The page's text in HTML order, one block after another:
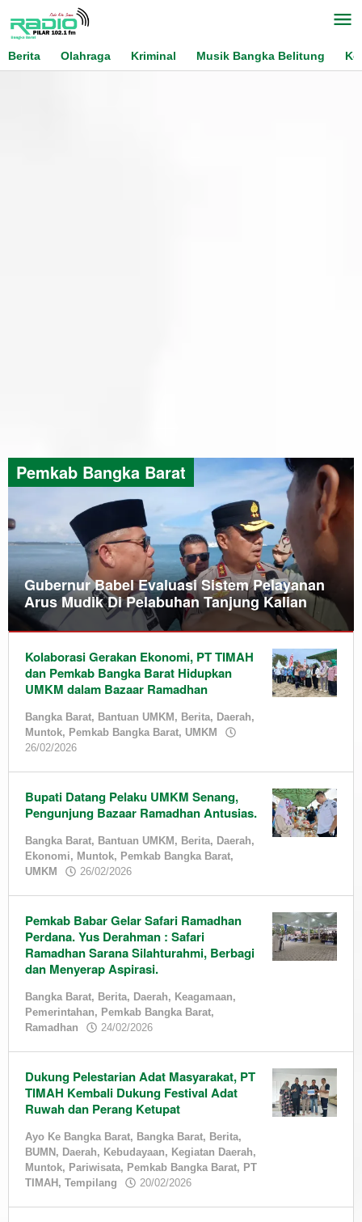
content
Berita
Olahraga Kriminal Musik Bangka Belitung
Gubernur Babel Evaluasi Sistem Pelayanan
Arus Mudik Di Pelabuhan Tanjung Kalian
mudik,
Bangka
Barat,
Belitung,
Berita,
Daerah,
Pelabuhan
Tanjung
Pemkab
Bangka
Barat
admin
Pemkab Bangka Barat
Kolaborasi Gerakan Ekonomi, PT TIMAH
dan Pemkab Bangka Barat Hidupkan
UMKM dalam Bazaar Ramadhan
Bangka Barat, Bantuan UMKM , Berita, Daerah,
Muntok, Pemkab Bangka Barat, UMKM
26/02/2026
Bupati Datang Pelaku UMKM Senang,
Pengunjung Bazaar Ramadhan Antusias.
Bangka Barat, Bantuan UMKM , Berita, Daerah,
Ekonomi, Muntok, Pemkab Bangka Barat,
UMKM
26/02/2026
Pemkab Babar Gelar Safari Ramadhan
Perdana. Yus Derahman : Safari
Ramadhan Sarana Silahturahmi, Berbagi
dan Menyerap Aspirasi.
Bangka Barat, Berita, Daerah, Keagamaan,
Pemerintahan, Pemkab Bangka Barat,
Ramadhan
24/02/2026
Dukung Pelestarian Adat Masyarakat, PT
TIMAH Kembali Dukung Festival Adat
Ruwah dan Perang Ketupat
Ayo Ke Bangka Barat, Bangka Barat, Berita,
BUMN , Daerah, Kebudayaan, Kegiatan Daerah,
Muntok, Pariwisata, Pemkab Bangka Barat, PT
TIMAH , Tempilang 20/02/2026